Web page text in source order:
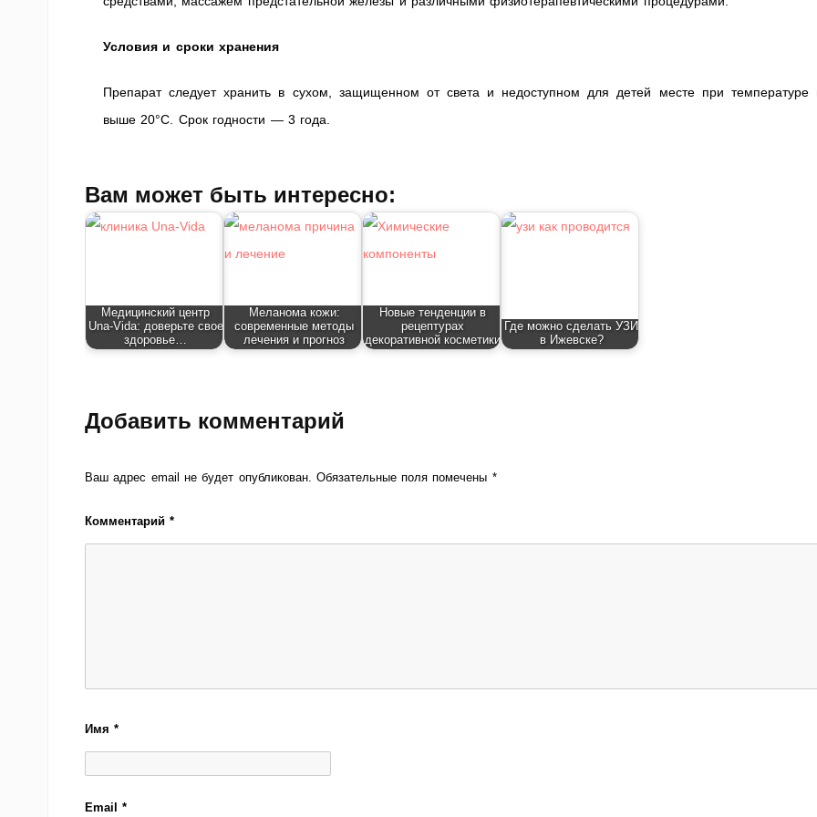
Условия и сроки хранения
Препарат следует хранить в сухом, защищенном от света и недоступном для детей месте при температуре
выше 20°C. Срок годности — 3 года.
Вам может быть интересно:
Медицинский центр
Una‑Vida: доверьте свое
здоровье…
Меланома кожи:
современные методы
лечения и прогноз
Новые тенденции в
рецептурах
декоративной косметики
Где можно сделать УЗИ
в Ижевске?
Добавить комментарий
Ваш адрес email не будет опубликован. Обязательные поля помечены *
Комментарий*
Имя*
Email*